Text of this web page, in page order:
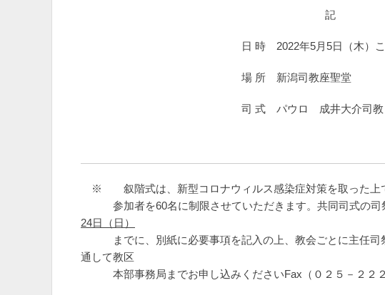
記
日 時 2022年5月5日（木）こども
場 所 新潟司教座聖堂
司 式 パウロ 成井大介司教
※ 叙階式は、新型コロナウィルス感染症対策を取った上で
参加者を60名に制限させていただきます。共同司式の司祭
24日（日）
までに、別紙に必要事項を記入の上、教会ごとに主任司
通して教区
本部事務局までお申し込みくださいFax（０２５－２２２